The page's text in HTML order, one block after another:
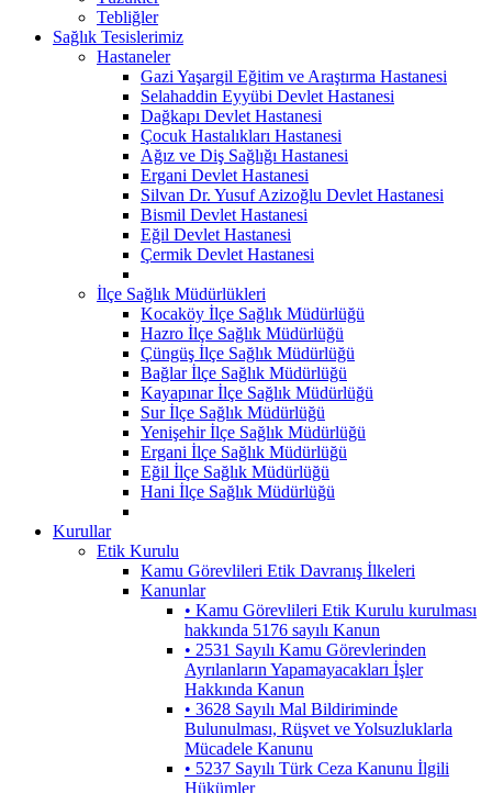
Tebliğler
Sağlık Tesislerimiz
Hastaneler
Gazi Yaşargil Eğitim ve Araştırma Hastanesi
Selahaddin Eyyübi Devlet Hastanesi
Dağkapı Devlet Hastanesi
Çocuk Hastalıkları Hastanesi
Ağız ve Diş Sağlığı Hastanesi
Ergani Devlet Hastanesi
Silvan Dr. Yusuf Azizoğlu Devlet Hastanesi
Bismil Devlet Hastanesi
Eğil Devlet Hastanesi
Çermik Devlet Hastanesi
İlçe Sağlık Müdürlükleri
Kocaköy İlçe Sağlık Müdürlüğü
Hazro İlçe Sağlık Müdürlüğü
Çüngüş İlçe Sağlık Müdürlüğü
Bağlar İlçe Sağlık Müdürlüğü
Kayapınar İlçe Sağlık Müdürlüğü
Sur İlçe Sağlık Müdürlüğü
Yenişehir İlçe Sağlık Müdürlüğü
Ergani İlçe Sağlık Müdürlüğü
Eğil İlçe Sağlık Müdürlüğü
Hani İlçe Sağlık Müdürlüğü
Kurullar
Etik Kurulu
Kamu Görevlileri Etik Davranış İlkeleri
Kanunlar
• Kamu Görevlileri Etik Kurulu kurulması
hakkında 5176 sayılı Kanun
• 2531 Sayılı Kamu Görevlerinden
Ayrılanların Yapamayacakları İşler
Hakkında Kanun
• 3628 Sayılı Mal Bildiriminde
Bulunulması, Rüşvet ve Yolsuzluklarla
Mücadele Kanunu
• 5237 Sayılı Türk Ceza Kanunu İlgili
Hükümler